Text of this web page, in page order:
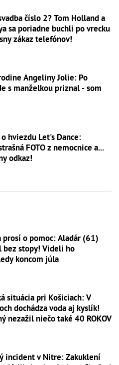
číslo 2? Tom Holland a
sa poriadne buchli po vrecku
zákaz telefónov!
Angeliny Jolie: Po
s manželkou priznal - som
hviezdu Let's Dance:
FOTO z nemocnice a...
odkaz!
prosí o pomoc: Aladár (61)
bez stopy! Videli ho
koncom júla
situácia pri Košiciach: V
dochádza voda aj kyslík!
nezažil niečo také 40 ROKOV
incident v Nitre: Zakuklení